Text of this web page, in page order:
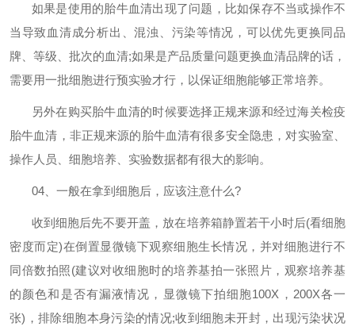
如果是使用的胎牛血清出现了问题，比如保存不当或操作不
当导致血清成分析出、混浊、污染等情况，可以优先更换同品
牌、等级、批次的血清;如果是产品质量问题更换血清品牌的话，
需要用一批细胞进行预实验才行，以保证细胞能够正常培养。
另外在购买胎牛血清的时候要选择正规来源和经过海关检疫
胎牛血清，非正规来源的胎牛血清有很多安全隐患，对实验室、
操作人员、细胞培养、实验数据都有很大的影响。
04 、一般在拿到细胞后，应该注意什么?
收到细胞后先不要开盖，放在培养箱静置若干小时后(看细胞
密度而定)在倒置显微镜下观察细胞生长情况，并对细胞进行不
同倍数拍照(建议对收细胞时的培养基拍一张照片，观察培养基
的颜色和是否有漏液情况，显微镜下拍细胞100X ， 200X各一
张) ，排除细胞本身污染的情况;收到细胞未开封，出现污染状况